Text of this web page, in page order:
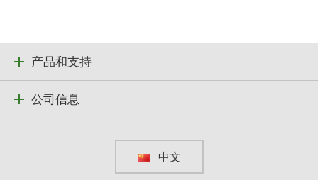
产品和支持
公司信息
中文